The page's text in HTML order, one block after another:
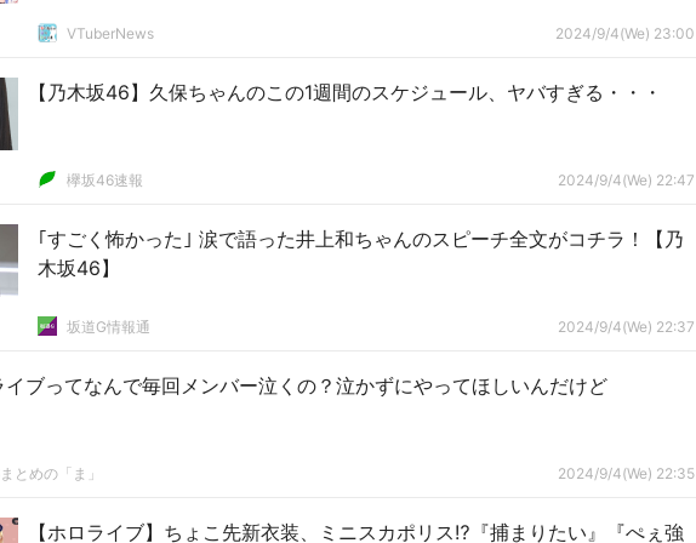
VTuberNews 2024/9/4(We) 23:00
【乃木坂46】久保ちゃんのこの1週間のスケジュール、ヤバすぎる・・・
欅坂46速報 2024/9/4(We) 22:47
｢すごく怖かった｣ 涙で語った井上和ちゃんのスピーチ全文がコチラ！【乃
木坂46】
坂道G情報通 2024/9/4(We) 22:37
イブってなんで毎回メンバー泣くの？泣かずにやってほしいんだけど
とめの「ま」 2024/9/4(We) 22:35
【ホロライブ】ちょこ先新衣装、ミニスカポリス⁉『捕まりたい』『ぺぇ強